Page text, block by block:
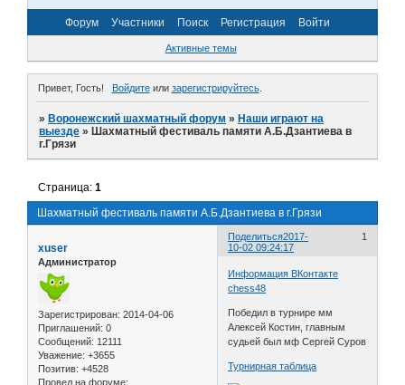
Форум Участники Поиск Регистрация Войти
Активные темы
Привет, Гость! Войдитеили зарегистрируйтесь.
»Воронежский шахматный форум »Наши играют на
выезде »Шахматный фестиваль памяти А.Б.Дзантиева в
г.Грязи
Шахматный фестиваль памяти А.Б.Дзантиева в г.Грязи
Страница:1
Поделиться 1
2017-
10-02 09:24:17
xuser
Администратор
Зарегистрирован: 2014-04-06
Приглашений: 0
Сообщений: 12111
Уважение: +3655
Позитив: +4528
Провел на форуме:
Информация ВКонтакте
chess48
Победил в турнире мм
Алексей Костин, главным
судьей был мф Сергей Суров
Турнирная таблица